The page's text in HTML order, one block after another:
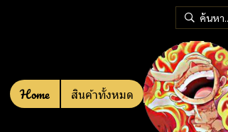
Home สินค้าทั้งหมด